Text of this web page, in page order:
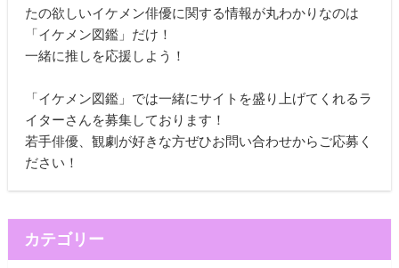
たの欲しいイケメン俳優に関する情報が丸わかりなのは
「イケメン図鑑」だけ！
一緒に推しを応援しよう！
「イケメン図鑑」では一緒にサイトを盛り上げてくれるラ
イターさんを募集しております！
若手俳優、観劇が好きな方ぜひお問い合わせからご応募く
ださい！
カテゴリー